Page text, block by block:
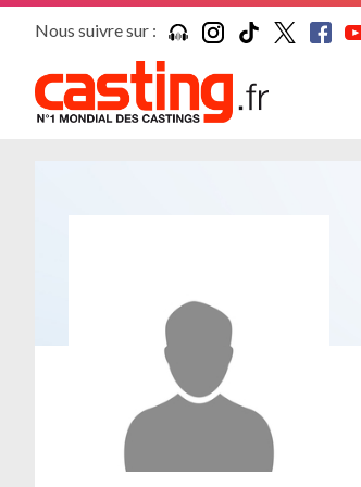
Nous suivre sur :